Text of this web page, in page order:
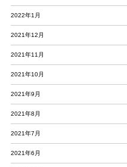
2022年1月
2021年12月
2021年11月
2021年10月
2021年9月
2021年8月
2021年7月
2021年6月